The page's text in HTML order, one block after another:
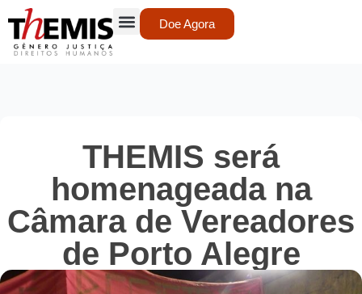
Doe Agora
THEMIS será
homenageada na
Câmara de Vereadores
de Porto Alegre